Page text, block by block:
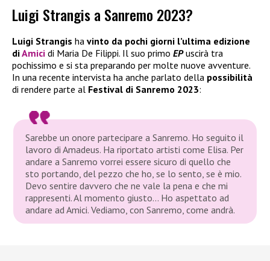
Luigi Strangis a Sanremo 2023?
Luigi Strangis ha vinto da pochi giorni l’ultima edizione
diAmici di Maria De Filippi. Il suo primo EPuscirà tra
pochissimo e si sta preparando per molte nuove avventure.
In una recente intervista ha anche parlato della possibilità
di rendere parte al Festival di Sanremo 2023:
Sarebbe un onore partecipare a Sanremo. Ho seguito il
lavoro di Amadeus. Ha riportato artisti come Elisa. Per
andare a Sanremo vorrei essere sicuro di quello che
sto portando, del pezzo che ho, se lo sento, se è mio.
Devo sentire davvero che ne vale la pena e che mi
rappresenti. Al momento giusto… Ho aspettato ad
andare ad Amici. Vediamo, con Sanremo, come andrà.